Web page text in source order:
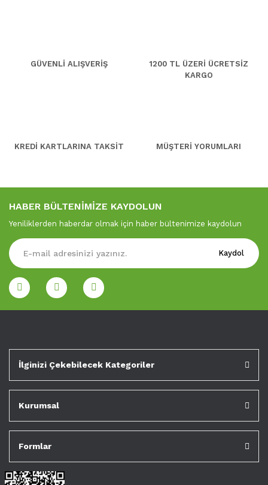
GÜVENLİ ALIŞVERİŞ
1200 TL ÜZERİ ÜCRETSİZ
KARGO
KREDİ KARTLARINA TAKSİT MÜŞTERİ YORUMLARI
HABER BÜLTENİMİZE KAYDOLUN
Yeniliklerden haberdar olmak için haber bültenimize kaydolun
Kaydol
İlginizi Çekebilecek Kategoriler
Kurumsal
Formlar